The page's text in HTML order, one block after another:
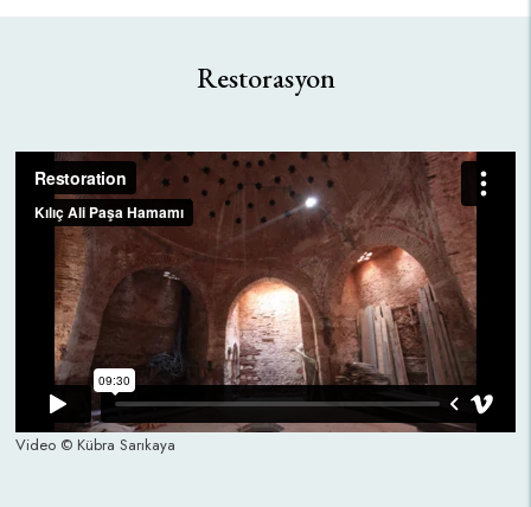
Restorasyon
Video © Kübra Sarıkaya